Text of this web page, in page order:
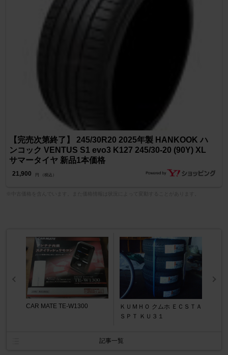
【完売次第終了】 245/30R20 2025年製 HANKOOK ハ
ンコック VENTUS S1 evo3 K127 245/30-20 (90Y) XL
サマータイヤ 新品1本価格
21,900 円 （税込）
CAR MATE TE-W1300
ＫＵＭＨＯ クムホ ＥＣＳＴＡ
ＳＰＴ ＫＵ３１
記事一覧